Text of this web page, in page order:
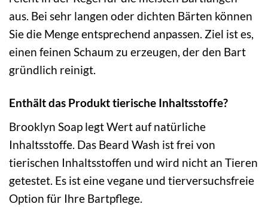
aus. Bei sehr langen oder dichten Bärten können
Sie die Menge entsprechend anpassen. Ziel ist es,
einen feinen Schaum zu erzeugen, der den Bart
gründlich reinigt.
Enthält das Produkt tierische Inhaltsstoffe?
Brooklyn Soap legt Wert auf natürliche
Inhaltsstoffe. Das Beard Wash ist frei von
tierischen Inhaltsstoffen und wird nicht an Tieren
getestet. Es ist eine vegane und tierversuchsfreie
Option für Ihre Bartpflege.